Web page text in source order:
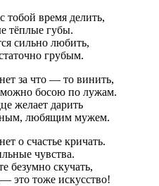
тобой время делить,
тёплые губы.
сильно любить,
грубым.
за что — то винить,
можно босою по лужам.
желает дарить
любящим мужем.
о счастье кричать.
чувства.
безумно скучать,
это тоже искусство!